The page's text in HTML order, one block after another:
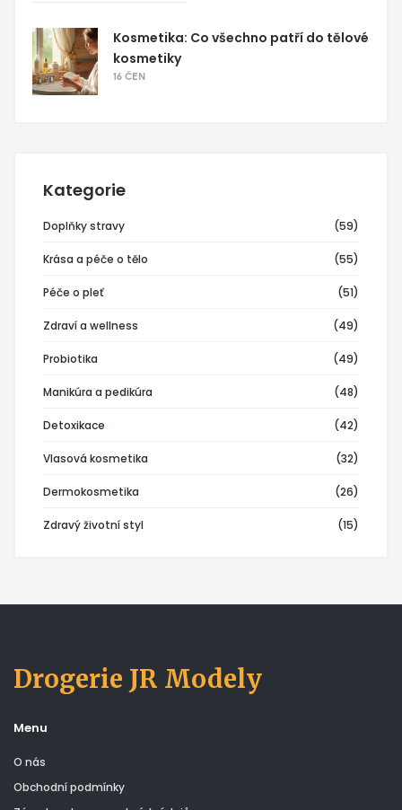
Kosmetika: Co všechno patří do tělové
kosmetiky
16 ČEN
Kategorie
Doplňky stravy (59)
Krása a péče o tělo (55)
Péče o pleť (51)
Zdraví a wellness (49)
Probiotika (49)
Manikúra a pedikúra (48)
Detoxikace (42)
Vlasová kosmetika (32)
Dermokosmetika (26)
Zdravý životní styl (15)
Drogerie JR Modely
Menu
O nás
Obchodní podmínky